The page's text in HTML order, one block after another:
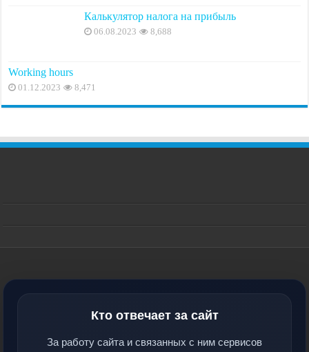
Калькулятор налога на прибыль
06.08.2023 8,688
Working hours
01.12.2023 8,471
Кто отвечает за сайт
За работу сайта и связанных с ним сервисов